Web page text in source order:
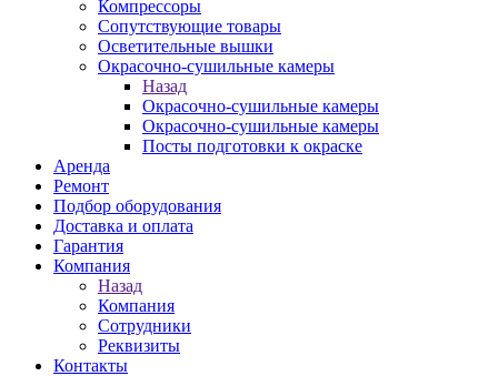
Компрессоры
Сопутствующие товары
Осветительные вышки
Окрасочно-сушильные камеры
Назад
Окрасочно-сушильные камеры
Окрасочно-сушильные камеры
Посты подготовки к окраске
Аренда
Ремонт
Подбор оборудования
Доставка и оплата
Гарантия
Компания
Назад
Компания
Сотрудники
Реквизиты
Контакты